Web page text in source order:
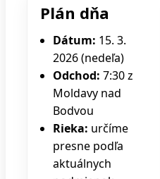
Plán dňa
Dátum: 15. 3.
2026 (nedeľa)
Odchod: 7:30 z
Moldavy nad
Bodvou
Rieka: určíme
presne podľa
aktuálnych